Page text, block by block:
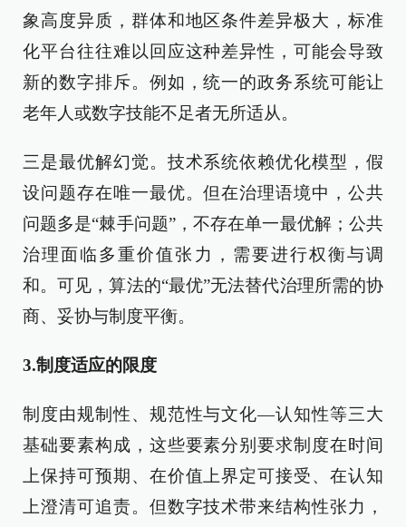
象高度异质，群体和地区条件差异极大，标准
化平台往往难以回应这种差异性，可能会导致
新的数字排斥。例如，统一的政务系统可能让
老年人或数字技能不足者无所适从。
三是最优解幻觉。技术系统依赖优化模型，假
设问题存在唯一最优。但在治理语境中，公共
问题多是“棘手问题”，不存在单一最优解；公共
治理面临多重价值张力，需要进行权衡与调
和。可见，算法的“最优”无法替代治理所需的协
商、妥协与制度平衡。
3.制度适应的限度
制度由规制性、规范性与文化—认知性等三大
基础要素构成，这些要素分别要求制度在时间
上保持可预期、在价值上界定可接受、在认知
上澄清可追责。但数字技术带来结构性张力，